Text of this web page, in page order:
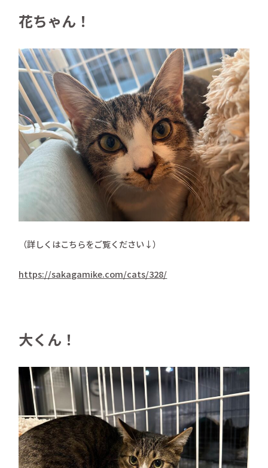
花ちゃん！
（詳しくはこちらをご覧ください↓）
https://sakagamike.com/cats/328/
大くん！